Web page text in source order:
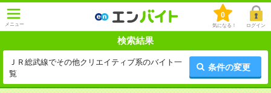
メニュー
0
気になる！ ログイン
検索結果
ＪＲ総武線でその他クリエイティブ系のバイト一
覧
条件の変更